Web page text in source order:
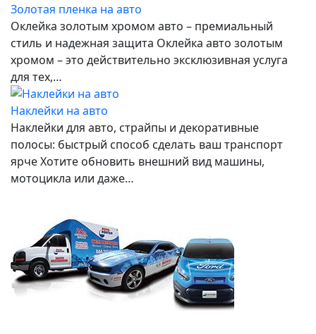
Золотая пленка на авто
Оклейка золотым хромом авто – премиальный
стиль и надежная защита Оклейка авто золотым
хромом – это действительно эксклюзивная услуга
для тех,…
Наклейки на авто
Наклейки для авто, страйпы и декоративные
полосы: быстрый способ сделать ваш транспорт
ярче Хотите обновить внешний вид машины,
мотоцикла или даже…